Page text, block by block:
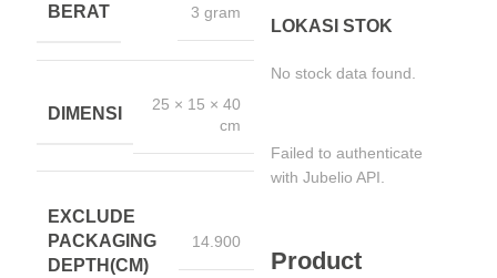
BERAT 3 gram
DIMENSI
25 × 15 × 40
cm
EXCLUDE
PACKAGING
DEPTH(CM)
14.900
LOKASI STOK
No stock data found.
Failed to authenticate
with Jubelio API.
Product